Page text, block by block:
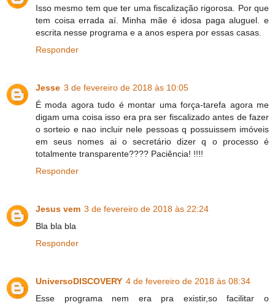
Isso mesmo tem que ter uma fiscalização rigorosa. Por que
tem coisa errada aí. Minha mãe é idosa paga aluguel. e
escrita nesse programa e a anos espera por essas casas.
Responder
Jesse 3 de fevereiro de 2018 às 10:05
É moda agora tudo é montar uma força-tarefa agora me
digam uma coisa isso era pra ser fiscalizado antes de fazer
o sorteio e nao incluir nele pessoas q possuissem imóveis
em seus nomes ai o secretário dizer q o processo é
totalmente transparente???? Paciência! !!!!
Responder
Jesus vem 3 de fevereiro de 2018 às 22:24
Bla bla bla
Responder
UniversoDISCOVERY 4 de fevereiro de 2018 às 08:34
Esse programa nem era pra existir,so facilitar o